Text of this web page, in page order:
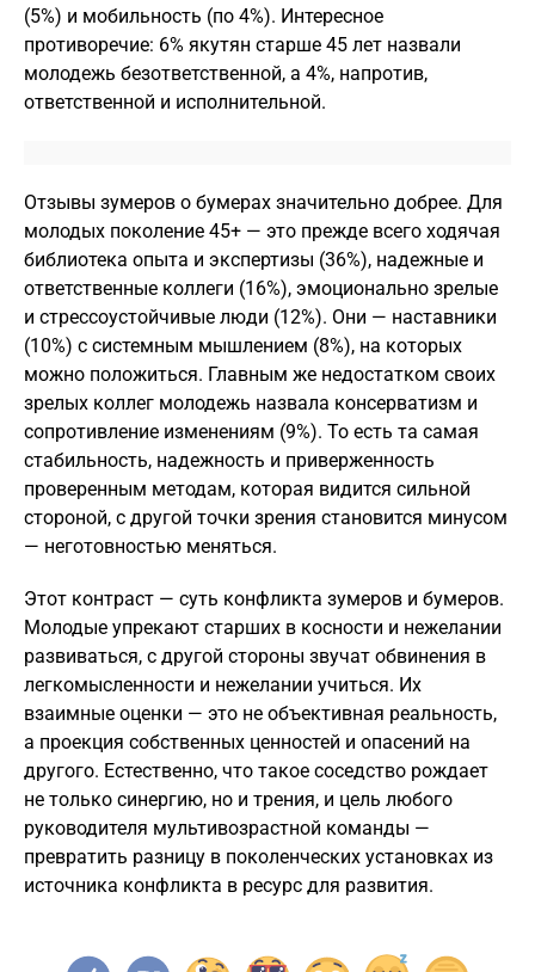
(5%) и мобильность (по 4%). Интересное
противоречие: 6% якутян старше 45 лет назвали
молодежь безответственной, а 4%, напротив,
ответственной и исполнительной.
Отзывы зумеров о бумерах значительно добрее. Для
молодых поколение 45+ — это прежде всего ходячая
библиотека опыта и экспертизы (36%), надежные и
ответственные коллеги (16%), эмоционально зрелые
и стрессоустойчивые люди (12%). Они — наставники
(10%) с системным мышлением (8%), на которых
можно положиться. Главным же недостатком своих
зрелых коллег молодежь назвала консерватизм и
сопротивление изменениям (9%). То есть та самая
стабильность, надежность и приверженность
проверенным методам, которая видится сильной
стороной, с другой точки зрения становится минусом
— неготовностью меняться.
Этот контраст — суть конфликта зумеров и бумеров.
Молодые упрекают старших в косности и нежелании
развиваться, с другой стороны звучат обвинения в
легкомысленности и нежелании учиться. Их
взаимные оценки — это не объективная реальность,
а проекция собственных ценностей и опасений на
другого. Естественно, что такое соседство рождает
не только синергию, но и трения, и цель любого
руководителя мультивозрастной команды —
превратить разницу в поколенческих установках из
источника конфликта в ресурс для развития.